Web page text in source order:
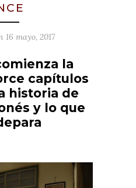
16 mayo, 2017
la
capítulos
historia de
y lo que